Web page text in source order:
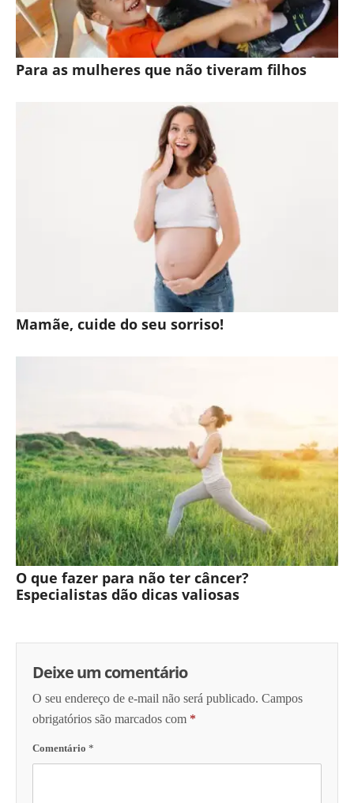
Para as mulheres que não tiveram filhos
Mamãe, cuide do seu sorriso!
O que fazer para não ter câncer?
Especialistas dão dicas valiosas
Deixe um comentário
O seu endereço de e-mail não será publicado. Campos
obrigatórios são marcados com *
Comentário *